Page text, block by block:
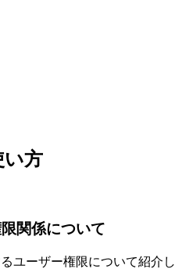
い方
関係について
ユーザー権限について紹介し